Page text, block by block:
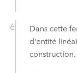
Dans cette
d'entité
construction.